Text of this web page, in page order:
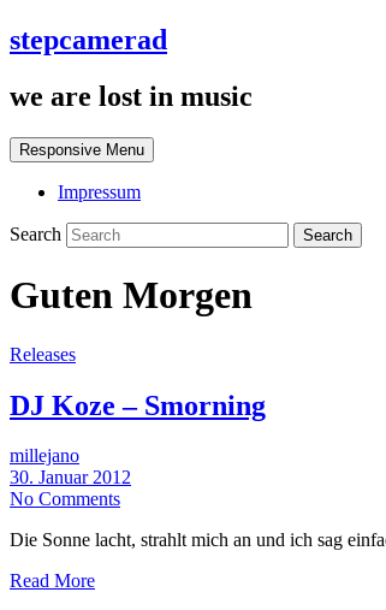
stepcamerad
we are lost in music
Responsive Menu
Impressum
Search
Guten Morgen
Releases
DJ Koze – Smorning
millejano
30. Januar 2012
No Comments
Die Sonne lacht, strahlt mich an und ich sag
Read More